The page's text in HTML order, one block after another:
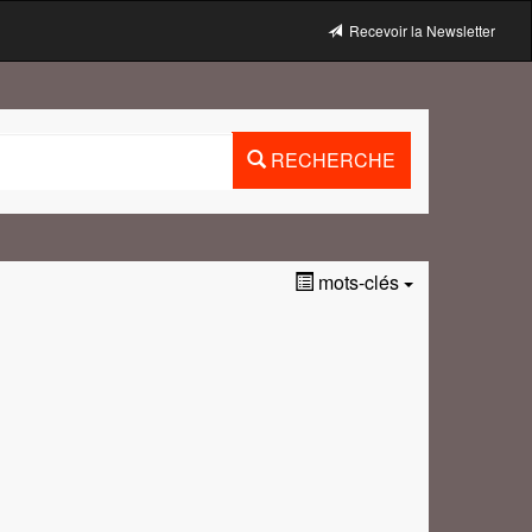
Recevoir la Newsletter
RECHERCHE
mots-clés